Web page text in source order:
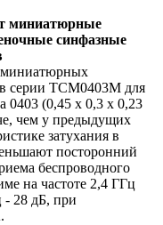
миниатюрные
синфазные
миниатюрных
серии TCM0403M для
0403 (0,45 x 0,3 x 0,23
чем у предыдущих
затухания в
посторонний
беспроводного
на частоте 2,4 ГГц
- 28 дБ, при